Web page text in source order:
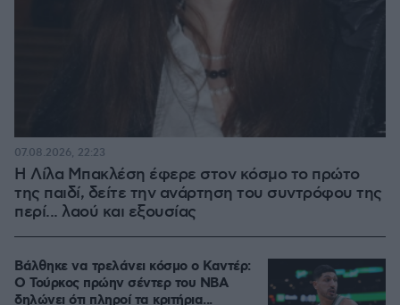
Η Λίλα Μπακλέση έφερε στον κόσμο το πρώτο
της παιδί, δείτε την ανάρτηση του συντρόφου της
περί... λαού και εξουσίας
07.08.2026, 22:23
Βάλθηκε να τρελάνει κόσμο ο Καντέρ:
Ο Τούρκος πρώην σέντερ του NBA
δηλώνει ότι πληροί τα κριτήρια...